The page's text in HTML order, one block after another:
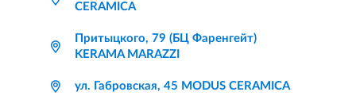
CERAMICA
Притыцкого, 79 (БЦ Фаренгейт)
KERAMA MARAZZI
ул. Габровская, 45 MODUS CERAMICA